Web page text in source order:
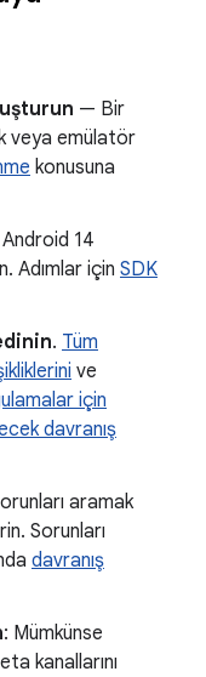
— Bir
veya emülatör
konusuna
Android 14
Adımlar için SDK
. Tüm
ve
için
davranış
aramak
Sorunları
davranış
: Mümkünse
kanallarını